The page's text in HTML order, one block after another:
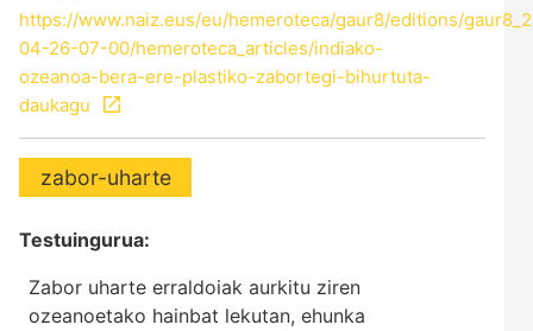
https://www.naiz.eus/eu/hemeroteca/gaur8/editions/
04-26-07-00/hemeroteca_articles/indiako-
ozeanoa-bera-ere-plastiko-zabortegi-bihurtuta-
daukagu
zabor-uharte
Testuingurua:
Zabor uharte erraldoiak aurkitu ziren
ozeanoetako hainbat lekutan, ehunka